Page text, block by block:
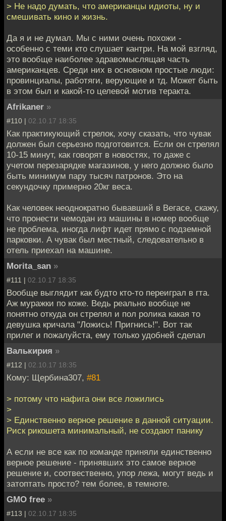
> Не надо думать, что американцы идиоты, ну и
смешивать кино и жизнь.
Да я и не думал. Мы с ними очень похожи -
особенно с теми кто слушает кантри. На мой взгляд,
это вообще наиболее здравомыслящая часть
американцев. Среди них в основном простые люди:
провинциалы, работяги, верующие и тд. Может быть
в этом был и какой-то целевой мотив теракта.
Afrikaner »
#110 | 02.10.17 18:35
Как практикующий стрелок, хочу сказать, что чувак
должен был серьезно подготовится. Если он стрелял
10-15 минут, как говорят в новостях, то даже с
учетом перезарядке магазинов, у него должно было
быть минимум пару тысяч патронов. Это на
секундочку примерно 20кг веса.
Как человек неоднократно бывавший в Вегасе, скажу,
что пронести чемодан из машины в номер вообще
не проблема, иногда лифт идет прямо с подземной
парковки. А чувак был местный, следовательно в
отель приехал на машине.
Morita_san »
#111 | 02.10.17 18:35
Вообще выглядит как будто кто-то переиграл в гта.
Аж муражки по коже. Ведь реально вообще не
понятно откуда он стрелял и пол ролика какая то
девушка кричала "Ложись! Пригнись!". Вот так
прилег и пожалуйста, ему только удобней сделал
Валькирия »
#112 | 02.10.17 18:35
Кому: Щербина307, #81
> потому что нафига они все ложились
>
> Единственно верное решение в данной ситуации.
Риск рикошета минимальный, не создают панику
А если не все как по команде приняли единственно
верное решение - принявших это самое верное
решение и, соотвественно, упор лежа, могут ведь и
затоптать просто? тем более, в темноте.
GMO free »
#113 | 02.10.17 18:35